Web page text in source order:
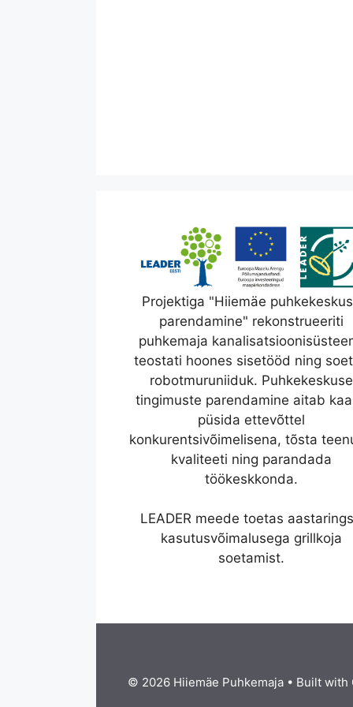
Projektiga "Hiiemäe
parendamine" rekonstrueeriti
puhkemaja
teostati hoones sisetööd ning
robotmuruniiduk. Puhkekeskuse
tingimuste parendamine aitab
püsida ettevõttel
konkurentsivõimelisena, tõsta
kvaliteeti ning parandada
töökeskkonda.
LEADER meede toetas
kasutusvõimalusega grillkoja
soetamist.
© 2026 Hiiemäe Puhkemaja • Built with